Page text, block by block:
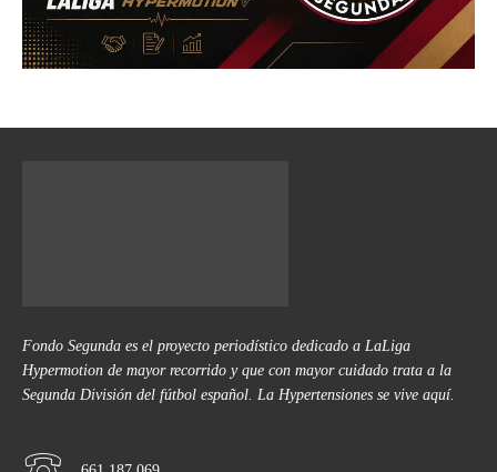
Fondo Segunda es el proyecto periodístico dedicado a LaLiga
Hypermotion de mayor recorrido y que con mayor cuidado trata a la
Segunda División del fútbol español. La Hypertensiones se vive aquí.